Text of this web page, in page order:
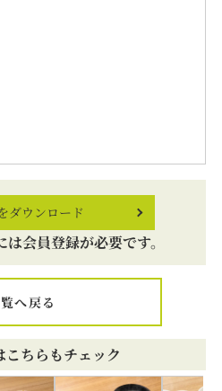
ダウンロード
会員登録が必要です。
へ戻る
こちらもチェック